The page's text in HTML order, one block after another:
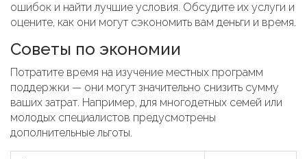
ошибок и найти лучшие условия. Обсудите их услуги и
оцените, как они могут сэкономить вам деньги и время.
Советы по экономии
Потратите время на изучение местных программ
поддержки — они могут значительно снизить сумму
ваших затрат. Например, для многодетных семей или
молодых специалистов предусмотрены
дополнительные льготы.